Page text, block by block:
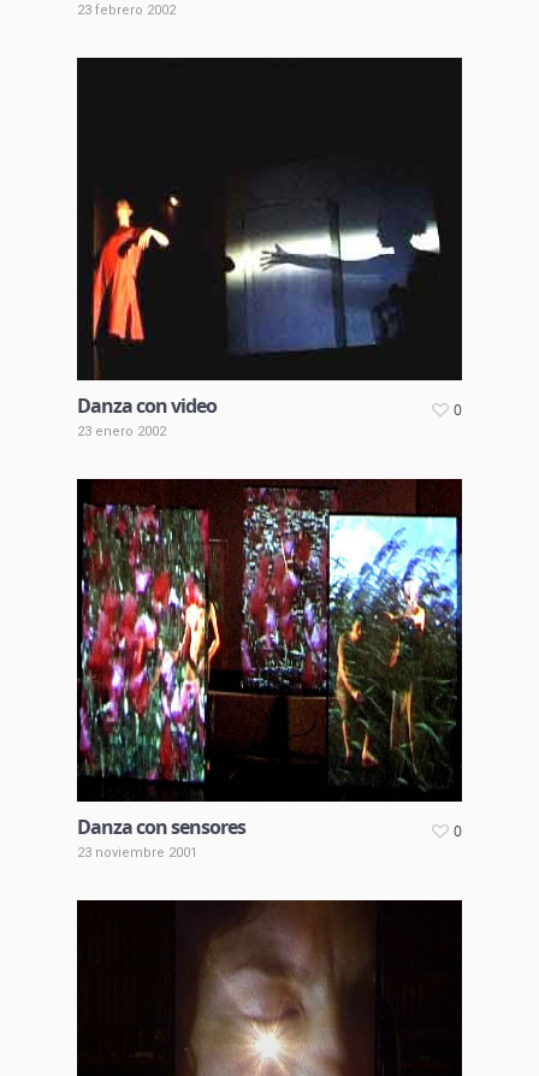
23 febrero 2002
Danza con video
23 enero 2002
0
Danza con sensores
23 noviembre 2001
0